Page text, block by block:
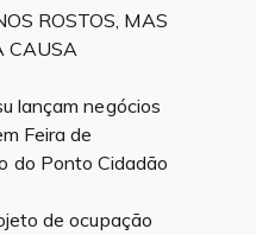
ROSTOS, MAS
CAUSA
lançam negócios
Feira de
do Ponto Cidadão
de ocupação